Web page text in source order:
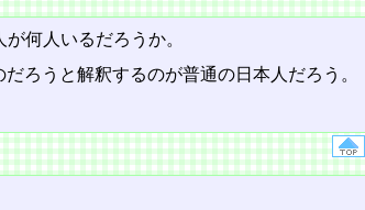
何人いるだろうか。
ろうと解釈するのが普通の日本人だろう。